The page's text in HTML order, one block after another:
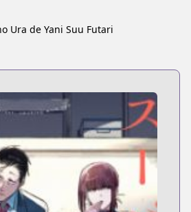
Ura de Yani Suu Futari